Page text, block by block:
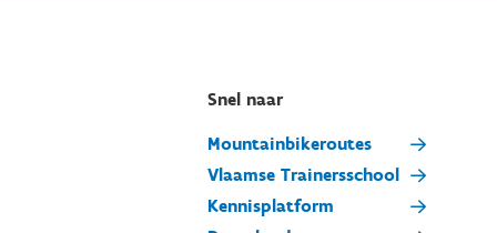
Snel naar
Mountainbikeroutes
Vlaamse Trainersschool
Kennisplatform